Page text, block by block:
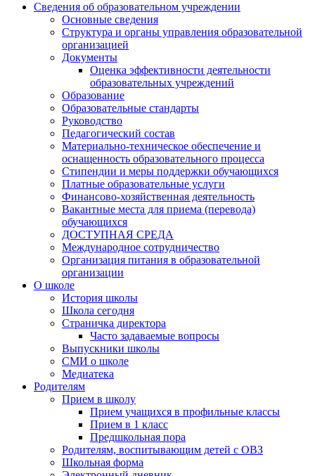
Сведения об образовательном учреждении
Основные сведения
Структура и органы управления образовательной
организацией
Документы
Оценка эффективности деятельности
образовательных учреждений
Образование
Образовательные стандарты
Руководство
Педагогический состав
Материально-техническое обеспечение и
оснащенность образовательного процесса
Стипендии и меры поддержки обучающихся
Платные образовательные услуги
Финансово-хозяйственная деятельность
Вакантные места для приема (перевода)
обучающихся
ДОСТУПНАЯ СРЕДА
Международное сотрудничество
Организация питания в образовательной
организации
О школе
История школы
Школа сегодня
Страничка директора
Часто задаваемые вопросы
Выпускники школы
СМИ о школе
Медиатека
Родителям
Прием в школу
Прием учащихся в профильные классы
Прием в 1 класс
Предшкольная пора
Родителям, воспитывающим детей с ОВЗ
Школьная форма